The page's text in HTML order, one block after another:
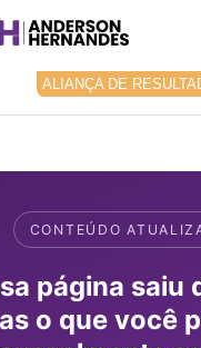
ALIANÇA DE
CONTEÚDO
página saiu
o que você